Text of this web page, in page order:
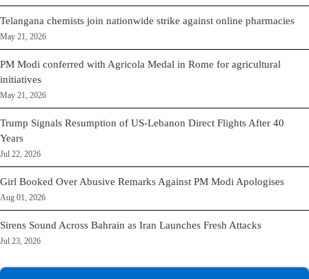
Telangana chemists join nationwide strike against online pharmacies
May 21, 2026
PM Modi conferred with Agricola Medal in Rome for agricultural
initiatives
May 21, 2026
Trump Signals Resumption of US-Lebanon Direct Flights After 40
Years
Jul 22, 2026
Girl Booked Over Abusive Remarks Against PM Modi Apologises
Aug 01, 2026
Sirens Sound Across Bahrain as Iran Launches Fresh Attacks
Jul 23, 2026